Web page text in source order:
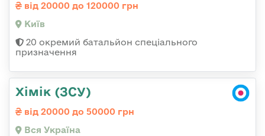
від 20000 до 120000 грн
Київ
20 окремий батальйон спеціального
призначення
Хімік (ЗСУ)
від 20000 до 50000 грн
Вся Україна